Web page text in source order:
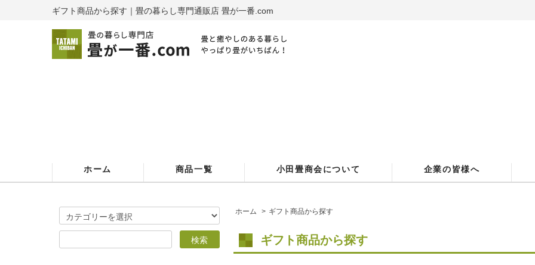
ギフト商品から探す｜畳の暮らし専門通販店 畳が一番.com
ホーム 商品一覧 小田畳商会について 企業の皆様へ
ホーム > ギフト商品から探す
ギフト商品から探す